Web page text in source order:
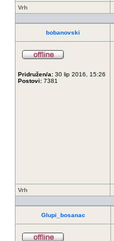
Vrh
bobanovski
Pridružen/a: 30 lip 2016, 15:26
Postovi: 7381
Vrh
Glupi_bosanac